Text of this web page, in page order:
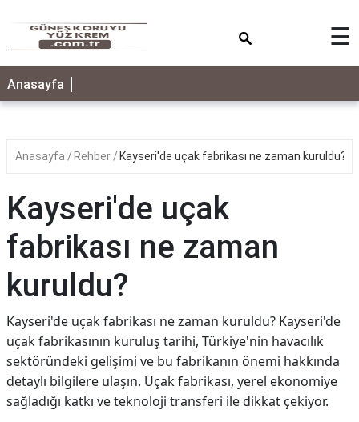
ANASAYFA
☰
Anasayfa
Anasayfa Rehber Kayseri'de uçak fabrikası ne zaman kuruldu?
Kayseri'de uçak
fabrikası ne zaman
kuruldu?
Kayseri'de uçak fabrikası ne zaman kuruldu? Kayseri'de
uçak fabrikasının kuruluş tarihi, Türkiye'nin havacılık
sektöründeki gelişimi ve bu fabrikanın önemi hakkında
detaylı bilgilere ulaşın. Uçak fabrikası, yerel ekonomiye
sağladığı katkı ve teknoloji transferi ile dikkat çekiyor.